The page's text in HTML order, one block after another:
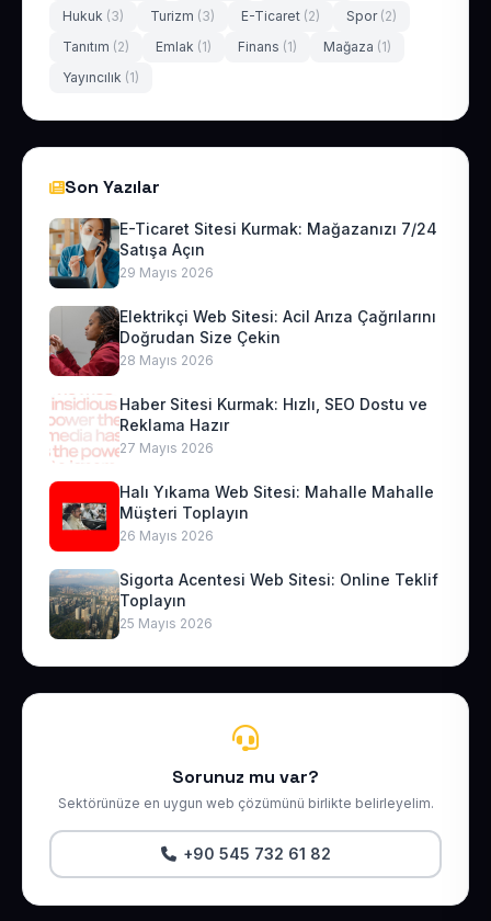
Hukuk (3) Turizm (3) E-Ticaret (2) Spor (2)
Tanıtım (2) Emlak (1) Finans (1) Mağaza (1)
Yayıncılık (1)
Son Yazılar
E-Ticaret Sitesi Kurmak: Mağazanızı 7/24
Satışa Açın
29 Mayıs 2026
Elektrikçi Web Sitesi: Acil Arıza Çağrılarını
Doğrudan Size Çekin
28 Mayıs 2026
Haber Sitesi Kurmak: Hızlı, SEO Dostu ve
Reklama Hazır
27 Mayıs 2026
Halı Yıkama Web Sitesi: Mahalle Mahalle
Müşteri Toplayın
26 Mayıs 2026
Sigorta Acentesi Web Sitesi: Online Teklif
Toplayın
25 Mayıs 2026
Sorunuz mu var?
Sektörünüze en uygun web çözümünü birlikte belirleyelim.
+90 545 732 61 82